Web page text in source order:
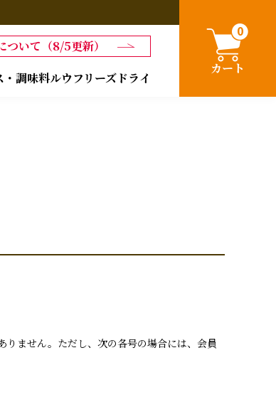
いて（8/5更新）
・調味料ルウフリーズドライ
0
カート
ません。ただし、次の各号の場合には、会員